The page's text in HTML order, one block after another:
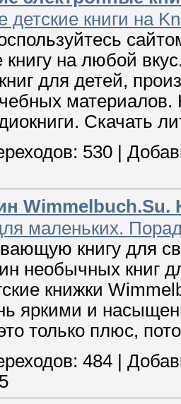
детские книги на
книгу на любой
для детей,
Скачать
530
Wimmelbuch.Su.
маленьких.
книгу для
необычных книг
книжки
яркими и
только плюс,
484